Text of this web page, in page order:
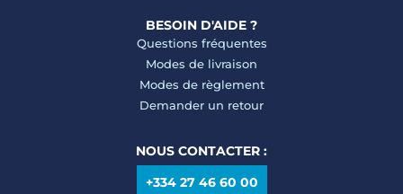
BESOIN D'AIDE ?
Questions fréquentes
Modes de livraison
Modes de règlement
Demander un retour
NOUS CONTACTER :
+334 27 46 60 00